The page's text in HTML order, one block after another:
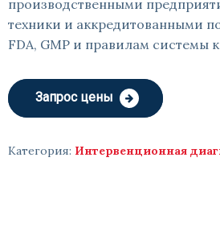
производственными
техники и аккредитованными
FDA, GMP и правилам системы
Запрос цены
Категория: Интервенционная